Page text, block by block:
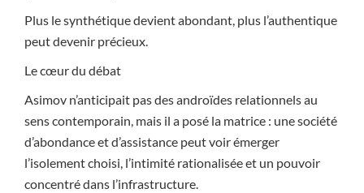
Plus le synthétique devient abondant, plus l’authentique
peut devenir précieux.
Le cœur du débat
Asimov n’anticipait pas des androïdes relationnels au
sens contemporain, mais il a posé la matrice : une société
d’abondance et d’assistance peut voir émerger
l’isolement choisi, l’intimité rationalisée et un pouvoir
concentré dans l’infrastructure.